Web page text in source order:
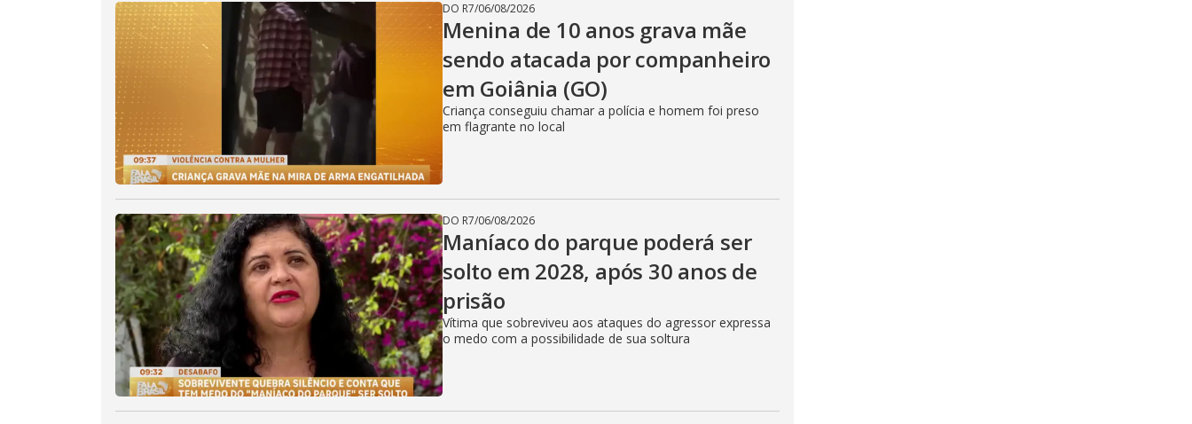
DO R7/06/08/2026
Menina de 10 anos grava mãe
sendo atacada por companheiro
em Goiânia (GO)
Criança conseguiu chamar a polícia e homem foi preso
em flagrante no local
DO R7/06/08/2026
Maníaco do parque poderá ser
solto em 2028, após 30 anos de
prisão
Vítima que sobreviveu aos ataques do agressor expressa
o medo com a possibilidade de sua soltura